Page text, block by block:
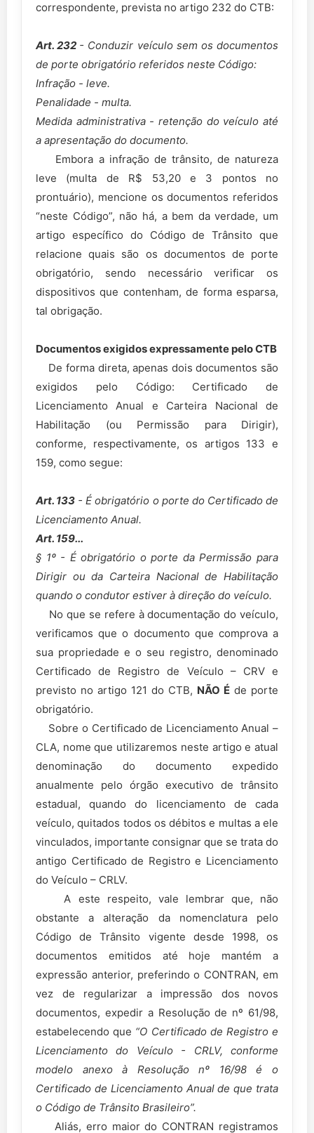
correspondente, prevista no artigo 232 do CTB:
Art. 232 - Conduzir veículo sem os documentos
de porte obrigatório referidos neste Código:
Infração - leve.
Penalidade - multa.
Medida administrativa - retenção do veículo até
a apresentação do documento.
Embora a infração de trânsito, de natureza
leve (multa de R$ 53,20 e 3 pontos no
prontuário), mencione os documentos referidos
“neste Código”, não há, a bem da verdade, um
artigo específico do Código de Trânsito que
relacione quais são os documentos de porte
obrigatório, sendo necessário verificar os
dispositivos que contenham, de forma esparsa,
tal obrigação.
Documentos exigidos expressamente pelo CTB
De forma direta, apenas dois documentos são
exigidos pelo Código: Certificado de
Licenciamento Anual e Carteira Nacional de
Habilitação (ou Permissão para Dirigir),
conforme, respectivamente, os artigos 133 e
159, como segue:
Art. 133 - É obrigatório o porte do Certificado de
Licenciamento Anual.
Art. 159...
§ 1º - É obrigatório o porte da Permissão para
Dirigir ou da Carteira Nacional de Habilitação
quando o condutor estiver à direção do veículo.
No que se refere à documentação do veículo,
verificamos que o documento que comprova a
sua propriedade e o seu registro, denominado
Certificado de Registro de Veículo – CRV e
previsto no artigo 121 do CTB, NÃO É de porte
obrigatório.
Sobre o Certificado de Licenciamento Anual –
CLA, nome que utilizaremos neste artigo e atual
denominação do documento expedido
anualmente pelo órgão executivo de trânsito
estadual, quando do licenciamento de cada
veículo, quitados todos os débitos e multas a ele
vinculados, importante consignar que se trata do
antigo Certificado de Registro e Licenciamento
do Veículo – CRLV.
A este respeito, vale lembrar que, não
obstante a alteração da nomenclatura pelo
Código de Trânsito vigente desde 1998, os
documentos emitidos até hoje mantém a
expressão anterior, preferindo o CONTRAN, em
vez de regularizar a impressão dos novos
documentos, expedir a Resolução de nº 61/98,
estabelecendo que “O Certificado de Registro e
Licenciamento do Veículo - CRLV, conforme
modelo anexo à Resolução nº 16/98 é o
Certificado de Licenciamento Anual de que trata
o Código de Trânsito Brasileiro”.
Aliás, erro maior do CONTRAN registramos